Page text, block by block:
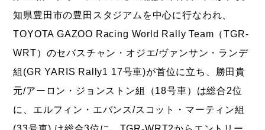
知県豊田市の豊田スタジアムを中心に行なわれ、
TOYOTA GAZOO Racing World Rally Team（TGR-
WRT）のセバスチャン・オジエ/ヴァンサン・ランデ
組(GR YARIS Rally1 17号車)が首位に立ち、勝田貴
元/アーロン・ジョンストン組（18号車）は総合2位
に、エルフィン・エバンス/スコット・マーティン組